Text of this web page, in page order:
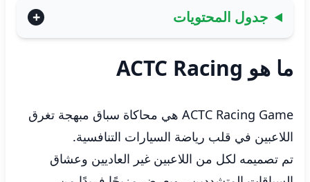
جدول المحتويات
ما هو ACTC Racing
ACTC Racing Game هي محاكاة سباق مبهجة تغرق
اللاعبين في قلب رياضة السيارات التنافسية.
تم تصميمه لكل من اللاعبين غير العاديين وعشاق